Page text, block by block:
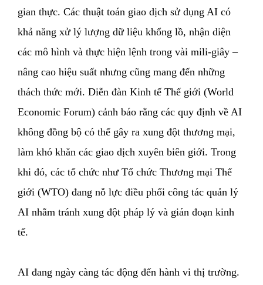
gian thực. Các thuật toán giao dịch sử dụng AI có
khả năng xử lý lượng dữ liệu khổng lồ, nhận diện
các mô hình và thực hiện lệnh trong vài mili-giây –
nâng cao hiệu suất nhưng cũng mang đến những
thách thức mới. Diễn đàn Kinh tế Thế giới (World
Economic Forum) cảnh báo rằng các quy định về AI
không đồng bộ có thể gây ra xung đột thương mại,
làm khó khăn các giao dịch xuyên biên giới. Trong
khi đó, các tổ chức như Tổ chức Thương mại Thế
giới (WTO) đang nỗ lực điều phối công tác quản lý
AI nhằm tránh xung đột pháp lý và gián đoạn kinh
tế.
AI đang ngày càng tác động đến hành vi thị trường.